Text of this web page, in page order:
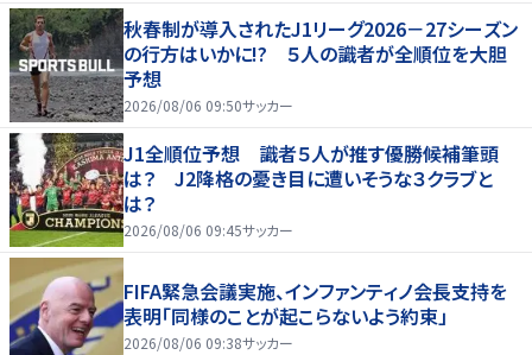
秋春制が導入されたJ1リーグ2026－27シーズン
の行方はいかに!? ５人の識者が全順位を大胆
予想
2026/08/06 09:50サッカー
J1全順位予想 識者５人が推す優勝候補筆頭
は？ J2降格の憂き目に遭いそうな３クラブと
は？
2026/08/06 09:45サッカー
FIFA緊急会議実施、インファンティノ会長支持を
表明「同様のことが起こらないよう約束」
2026/08/06 09:38サッカー